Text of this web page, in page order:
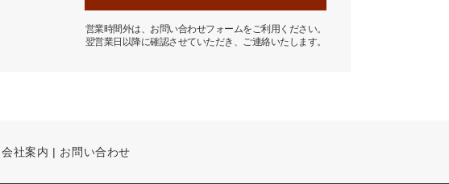
営業時間外は、お問い合わせフォームをご利用ください。
翌営業日以降に確認させていただき、ご連絡いたします。
会社案内 お問い合わせ